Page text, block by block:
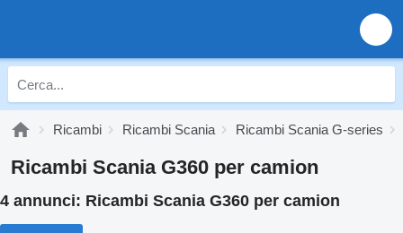
Ricambi Ricambi Scania Ricambi Scania G-series
Ricambi Scania G360 per camion
4 annunci: Ricambi Scania G360 per camion